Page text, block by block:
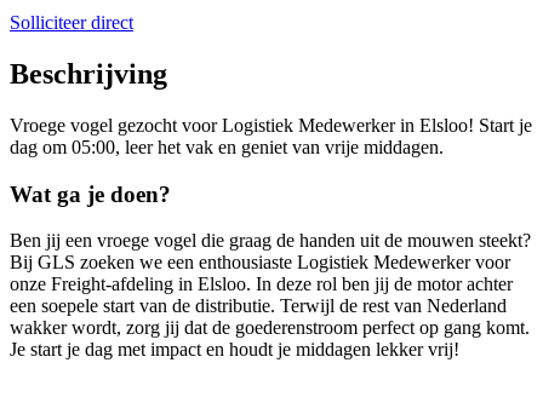
Solliciteer direct
Beschrijving
Vroege vogel gezocht voor Logistiek Medewerker in Elsloo! Start je
dag om 05:00, leer het vak en geniet van vrije middagen.
Wat ga je doen?
Ben jij een vroege vogel die graag de handen uit de mouwen steekt?
Bij GLS zoeken we een enthousiaste Logistiek Medewerker voor
onze Freight-afdeling in Elsloo. In deze rol ben jij de motor achter
een soepele start van de distributie. Terwijl de rest van Nederland
wakker wordt, zorg jij dat de goederenstroom perfect op gang komt.
Je start je dag met impact en houdt je middagen lekker vrij!